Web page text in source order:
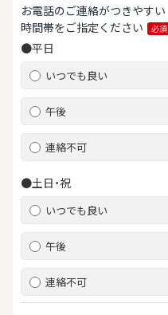
お電話のご連絡がつきやすい
時間帯をご指定ください
必須
●平日
いつでも良い
午後
連絡不可
●土日・祝
いつでも良い
午後
連絡不可